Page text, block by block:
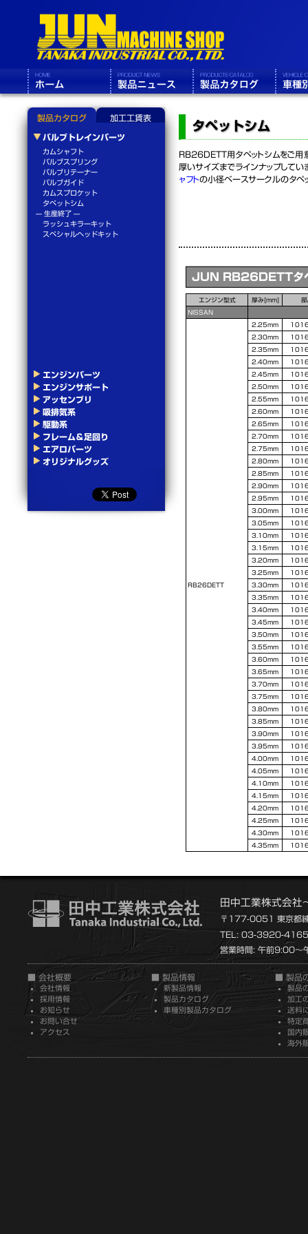
タペットシム
RB26DETT用タペットシムをご用
厚いサイズまでラインナップしてい
ャフトの小径ベースサークルのタペ
JUN RB26DETTタ
エンジン型式 厚み[mm]
部
NISSAN
RB26DETT
2.25mm
2.30mm
2.35mm
2.40mm
2.45mm
2.50mm
2.55mm
2.60mm
2.65mm
2.70mm
2.75mm
2.80mm
2.85mm
2.90mm
2.95mm
3.00mm
3.05mm
3.10mm
3.15mm
3.20mm
3.25mm
3.30mm
3.35mm
3.40mm
3.45mm
3.50mm
3.55mm
3.60mm
3.65mm
3.70mm
3.75mm
3.80mm
3.85mm
3.90mm
3.95mm
4.00mm
4.05mm
4.10mm
4.15mm
4.20mm
4.25mm
4.30mm
4.35mm
製品カタログ 加工工賃表
バルブトレインパーツ
カムシャフト
バルブスプリング
バルブリテーナー
バルブガイド
カムスプロケット
タペットシム
--- 生産終了 ---
ラッシュキラーキット
スペシャルヘッドキット
エンジンパーツ
エンジンサポート
アッセンブリ
吸排気系
駆動系
フレーム＆足回り
エアロパーツ
オリジナルグッズ
田中工業株式会社
〒177-0051 東京都
TEL: 03-3920-4165
営業時間: 午前9:00～
■ 会社概要
会社情報
採用情報
お知らせ
お問い合せ
アクセス
■ 製品情報
新製品情報
製品カタログ
車種別製品カタログ
■ 製品
製品
加工
送料
特定
国内
海外